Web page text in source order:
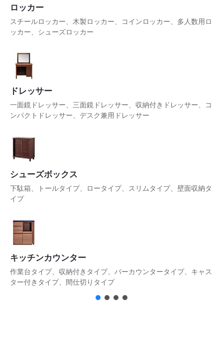
ロッカー
スチールロッカー、木製ロッカー、コインロッカー、多人数用ロ
ッカー、シューズロッカー
ドレッサー
一面鏡ドレッサー、三面鏡ドレッサー、収納付きドレッサー、コ
ンパクトドレッサー、デスク兼用ドレッサー
シューズボックス
下駄箱、トールタイプ、ロータイプ、スリムタイプ、壁面収納タ
イプ
キッチンカウンター
作業台タイプ、収納付きタイプ、バーカウンタータイプ、キャス
ター付きタイプ、間仕切りタイプ